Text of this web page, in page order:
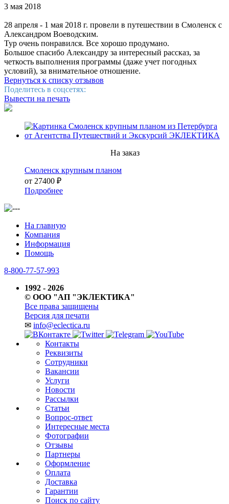
3 мая 2018
28 апреля - 1 мая 2018 г. провели в путешествии в Смоленск с
Александром Воеводским.
Тур очень понравился. Все хорошо продумано.
Большое спасибо Александру за интересный рассказ, за
четкость выполнения программы (даже учет погодных
условий), за внимательное отношение.
Вернуться к списку отзывов
Поделитесь в соцсетях:
Вывести на печать
На заказ
Смоленск крупным планом
от 27400 ₽
Подробнее
На главную
Компания
Информация
Помощь
8-800-77-57-993
1992 - 2026
© ООО "АП "ЭКЛЕКТИКА"
Все права защищены
Версия для печати
✉ info@eclectica.ru
Контакты
Реквизиты
Сотрудники
Вакансии
Услуги
Новости
Рассылки
Статьи
Вопрос-ответ
Интересные места
Фотографии
Отзывы
Партнеры
Оформление
Оплата
Доставка
Гарантии
Поиск по сайту